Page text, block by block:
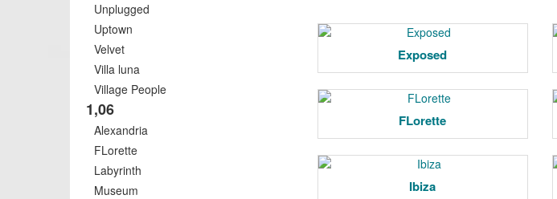
Unplugged
Uptown
Velvet
Villa luna
Village People
1,06
Alexandria
FLorette
Labyrinth
Museum
Exposed
FLorette
Ibiza